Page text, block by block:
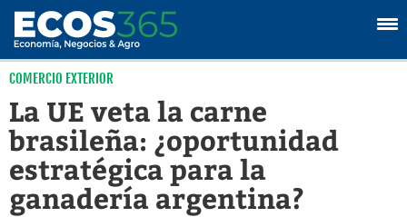
COMERCIO EXTERIOR
La UE veta la carne
brasileña: ¿oportunidad
estratégica para la
ganadería argentina?